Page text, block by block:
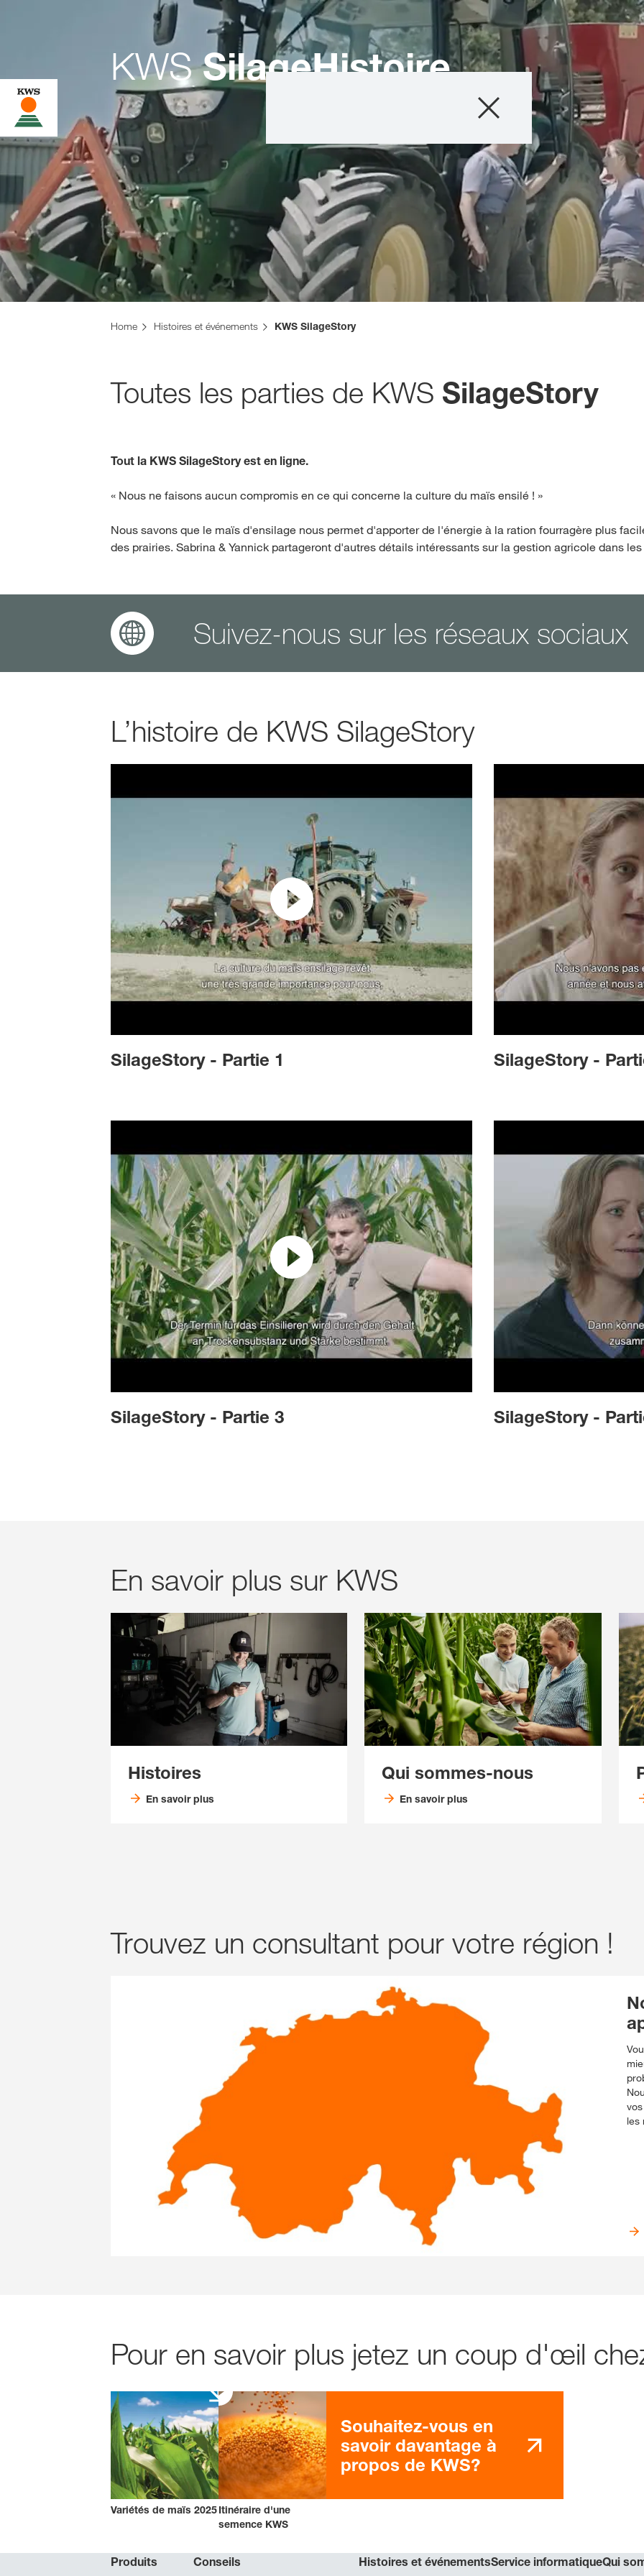
Produits
Conseils
Histoires et
Service
Qui sommes-
Vous vous trouvez sur le site de KWS pour la Suisse. Il existe une page alternative pour ce site dans votre pays :
Home Histoires et événements KWS SilageStory
KWSSilageHistoire
Toutes les parties de KWS SilageStory
Tout la KWS SilageStory est en ligne.
« Nous ne faisons aucun compromis en ce qui concerne la culture du maïs ensilé ! »
Nous savons que le maïs d'ensilage nous permet d'apporter de l'énergie à la ration fourragère plus
des prairies. Sabrina & Yannick partageront d'autres détails intéressants sur la gestion agricole dans
Suivez-nous sur les réseaux sociaux
L’histoire de KWS SilageStory
SilageStory - Partie 1 SilageStory -
SilageStory - Partie 3 SilageStory -
En savoir plus sur KWS
Histoires
En savoir plus
Qui sommes-nous
En savoir plus
Trouvez un consultant pour votre région !
les
Pour en savoir plus jetez un coup d'œil
Variétés de maïs 2025Itinéraire d'une
semence KWS
Souhaitez-vous en
savoir davantage à
propos de KWS?
Produits Conseils Histoires et événementsService informatiqueQui